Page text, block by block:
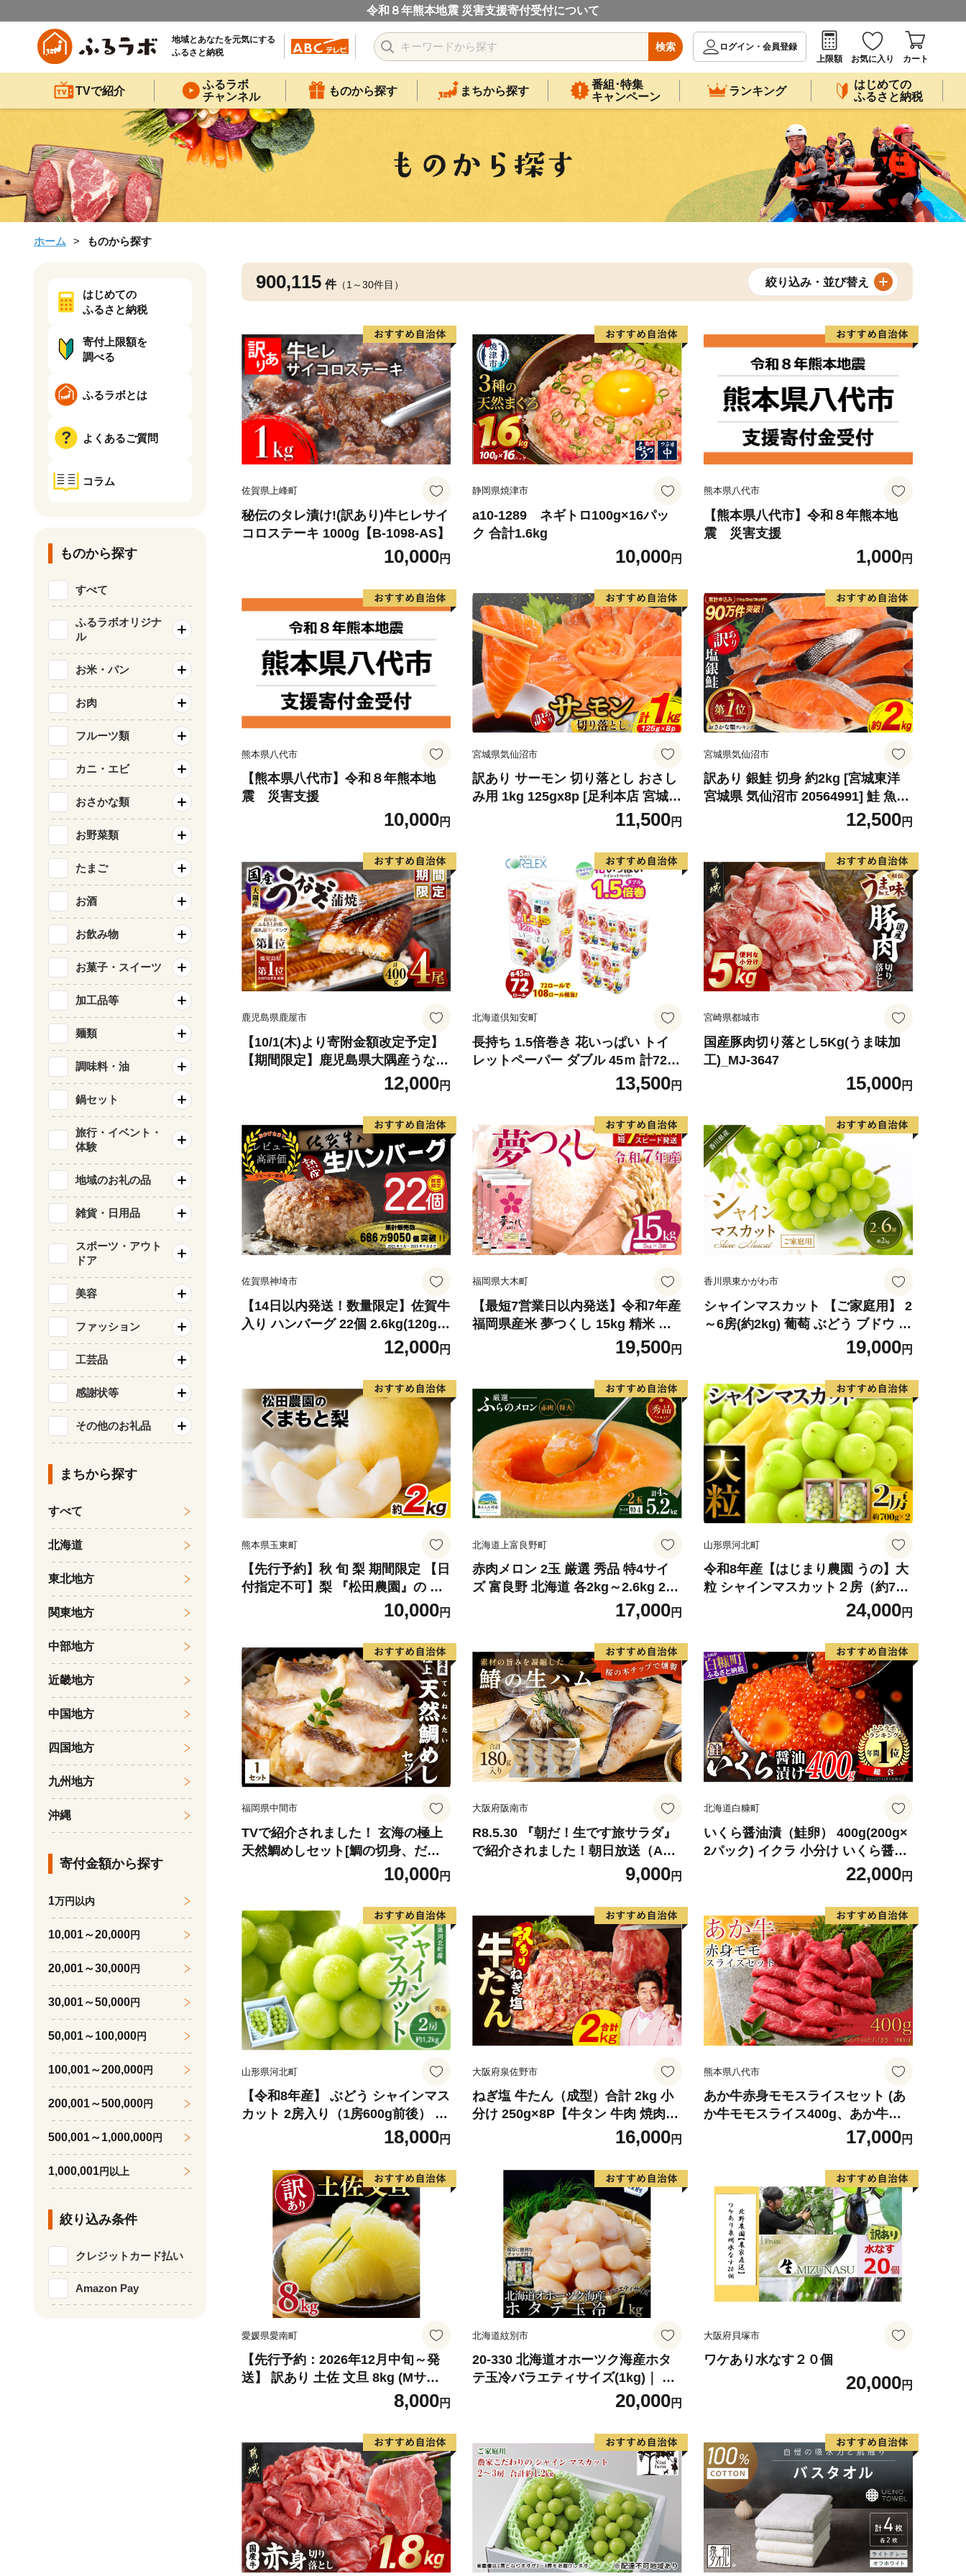
令和８年熊本地震 災害支援寄付受付について
地域とあなたを元気にする
ふるさと納税
検索
ログイン・会員登録
上限額
お気に入り カート
TVで紹介
ふるラボ
チャンネル
ものから探す まちから探す
番組･特集
キャンペーン
ランキング
はじめての
ふるさと納税
ホーム ものから探す
900,115 件（1～30件目） 絞り込み・並び替え
佐賀県上峰町
秘伝のタレ漬け!(訳あり)牛ヒレサイ
コロステーキ 1000g【B-1098-AS】
10,000円
静岡県焼津市
a10-1289 ネギトロ100g×16パッ
ク 合計1.6kg
10,000円
熊本県八代市
【熊本県八代市】令和８年熊本地
震 災害支援
1,000円
熊本県八代市
【熊本県八代市】令和８年熊本地
震 災害支援
10,000円
宮城県気仙沼市
訳あり サーモン 切り落とし おさし
み用 1kg 125gx8p [足利本店 宮城県
気仙沼市 20564313] 魚 魚介類 鮭 お
刺し身 刺し身 刺身 生 生食 個包装
チリ銀鮭 銀鮭 海鮮 海鮮丼 魚介
11,500円
宮城県気仙沼市
訳あり 銀鮭 切身 約2kg [宮城東洋
宮城県 気仙沼市 20564991] 鮭 魚介
類 海鮮 訳アリ 規格外 不揃い さけ
サケ 鮭切身 シャケ 切り身 冷凍 家
庭用 おかず 弁当 支援 サーモン 銀
鮭切り身 魚 わけあり
12,500円
鹿児島県鹿屋市
【10/1(木)より寄附金額改定予定】
【期間限定】鹿児島県大隅産うなぎ
蒲焼4尾（400g） KN007-023
12,000円
北海道倶知安町
長持ち 1.5倍巻き 花いっぱい トイ
レットペーパー ダブル 45ｍ 計72ロ
ール 全18種 花柄 プリント ハーブ
香り付き 日本製 まとめ買い 防災 常
備品 ペーパー エコ 日用雑貨 消耗品
備蓄 送料無料 北海道 倶知安町 日用
品
13,500円
宮崎県都城市
国産豚肉切り落とし5Kg(うま味加
工)_MJ-3647
15,000円
佐賀県神埼市
【14日以内発送！数量限定】佐賀牛
入り ハンバーグ 22個 2.6kg(120g×
22個)【佐賀牛 黒毛和牛 ブランド牛
九州 ハンバーグ 牛肉 豚肉 国産 お
弁当 おかず 惣菜 おすすめ 人気】(H
083106)
12,000円
福岡県大木町
【最短7営業日以内発送】令和7年産
福岡県産米 夢つくし 15kg 精米 ※
北海道・沖縄・離島は配送不可
19,500円
香川県東かがわ市
シャインマスカット 【ご家庭用】 2
～6房(約2kg) 葡萄 ぶどう ブドウ フ
ルーツ 果物 くだもの 果実 旬の果物
旬のフルーツ 香川 香川県 東かがわ
19,000円
熊本県玉東町
【先行予約】秋 旬 梨 期間限定 【日
付指定不可】梨 『松田農園』の く
まもと 梨 たっぷり 約2kg 5-7玉前
後 《7月下旬-9月末頃出荷》 予約
受付中 熊本県玉名郡玉東町『松田
農園』なし 果物 スイーツ フルーツ
デザート スムージー SDG`s
10,000円
北海道上富良野町
赤肉メロン 2玉 厳選 秀品 特4サイ
ズ 富良野 北海道 各2kg～2.6kg 2玉
セット ファーム富良野 メロン めろ
ん 果物 くだもの フルーツ デザート
旬の果物 旬のフルーツ
17,000円
山形県河北町
令和8年産【はじまり農園 うの】大
粒 シャインマスカット２房（約700
g×2房） 山形県河北町産 【河北町
観光物産協会】 ka002-004-r8
24,000円
福岡県中間市
TVで紹介されました！ 玄海の極上
天然鯛めしセット[鯛の切身、だし
汁、鯛茶漬け用だし]【010-0001】
10,000円
大阪府阪南市
R8.5.30 『朝だ！生です旅サラダ』
で紹介されました！朝日放送（ABC
テレビ） 鰆の生ハム ×3パック（1
パックあたり、約15g × 約4枚入）
9,000円
北海道白糠町
いくら醤油漬（鮭卵） 400g(200g×
2パック) イクラ 小分け いくら醤油
漬 鮭いくら いくら醤油漬け 鮭 鮭卵
ikura 醤油いくら 冷凍いくら いく
ら北海道 醤油鮭いくら 人気 大好評
品 北海道 白糠町
22,000円
山形県河北町
【令和8年産】 ぶどう シャインマス
カット 2房入り（1房600g前後） 秀
品 山形県河北町産【山形eLab】 ka
18,000円
大阪府泉佐野市
ねぎ塩 牛たん（成型）合計 2kg 小
分け 250g×8P【牛タン 牛肉 焼肉用
薄切り 訳あり サイズ不揃い】
16,000円
熊本県八代市
あか牛赤身モモスライスセット (あ
か牛モモスライス400g、あか牛の
17,000円
愛媛県愛南町
【先行予約：2026年12月中旬～発
送】 訳あり 土佐 文旦 8kg (Mサイ
ズ以上サイズミックス) 8000円 わけ
あり ぶんたん みかん mikan 蜜柑
ミカン 土佐文旦 家庭用 産地直送 国
産 農家直送 期間限定 特産品 サイズ
ミックス くらもとファーム 愛南町
愛媛県
8,000円
北海道紋別市
20-330 北海道オホーツク海産ホタ
テ玉冷バラエティサイズ(1kg)｜ 訳
20,000円
大阪府貝塚市
ワケあり水なす２０個
20,000円
はじめての
ふるさと納税
寄付上限額を
調べる
ふるラボとは
よくあるご質問
コラム
ものから探す
すべて
ふるラボオリジナ
ル
お米・パン
お肉
フルーツ類
カニ・エビ
おさかな類
お野菜類
たまご
お酒
お飲み物
お菓子・スイーツ
加工品等
麺類
調味料・油
鍋セット
旅行・イベント・
体験
地域のお礼の品
雑貨・日用品
スポーツ・アウト
ドア
美容
ファッション
工芸品
感謝状等
その他のお礼品
まちから探す
すべて
北海道
東北地方
関東地方
中部地方
近畿地方
中国地方
四国地方
九州地方
沖縄
寄付金額から探す
1万円以内
10,001～20,000円
20,001～30,000円
30,001～50,000円
50,001～100,000円
100,001～200,000円
200,001～500,000円
500,001～1,000,000円
1,000,001円以上
絞り込み条件
クレジットカード払い
Amazon Pay